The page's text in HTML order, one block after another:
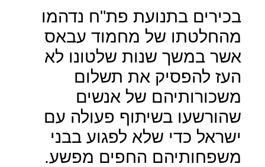
בכירים בתנועת פת"ח נדהמו
מהחלטתו של מחמוד עבאס
אשר במשך שנות שלטונו לא
העז להפסיק את תשלום
משכורותיהם של אנשים
שהורשעו בשיתוף פעולה עם
ישראל כדי שלא לפגוע בבני
משפחותיהם החפים מפשע.